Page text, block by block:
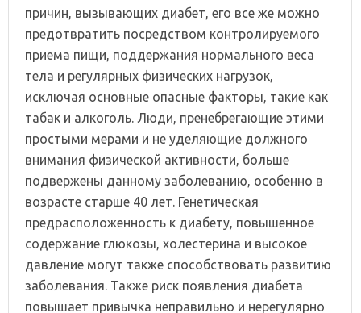
причин, вызывающих диабет, его все же можно
предотвратить посредством контролируемого
приема пищи, поддержания нормального веса
тела и регулярных физических нагрузок,
исключая основные опасные факторы, такие как
табак и алкоголь. Люди, пренебрегающие этими
простыми мерами и не уделяющие должного
внимания физической активности, больше
подвержены данному заболеванию, особенно в
возрасте старше 40 лет. Генетическая
предрасположенность к диабету, повышенное
содержание глюкозы, холестерина и высокое
давление могут также способствовать развитию
заболевания. Также риск появления диабета
повышает привычка неправильно и нерегулярно